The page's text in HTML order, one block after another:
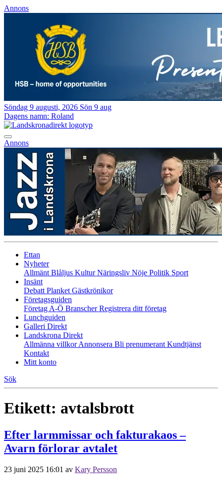
Annons
Söndag 9 augusti, 2026 Sön 9 aug
Dagens namn: Roland
Annons
Ettan
Nyheter
Allmänt Blåljus KulturNäringsliv Nöje Politik Sport
Insänt
Debatt Planket Gästkrönikor
Företagsguiden
Företag A-Ö BranscherRegistrera ditt företag
Lunchguiden
Galleri Direkt
Landskrona Direkt
Allmänna villkorAnnonsera Bli prenumerant Kundtjänst
Kontakt
Mitt konto
Sök
Etikett: avtalsbrott
Efter larmmissar och fakturakaos –
Avarn förlorar avtalet
23 juni 2025 16:01 av Kary Persson